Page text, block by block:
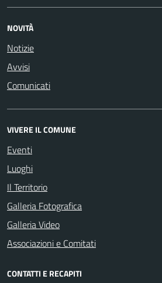
NOVITÀ
Notizie
Avvisi
Comunicati
VIVERE IL COMUNE
Eventi
Luoghi
Il Territorio
Galleria Fotografica
Galleria Video
Associazioni e Comitati
CONTATTI E RECAPITI